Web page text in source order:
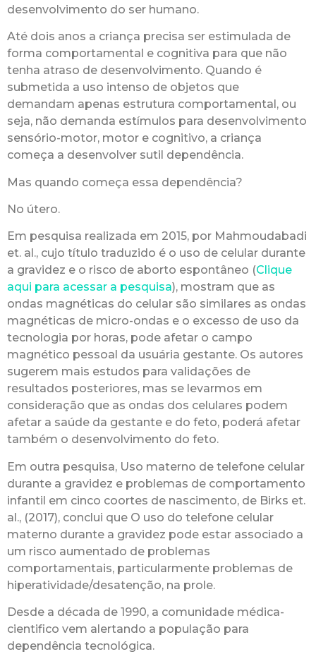
desenvolvimento do ser humano.
Até dois anos a criança precisa ser estimulada de
forma comportamental e cognitiva para que não
tenha atraso de desenvolvimento. Quando é
submetida a uso intenso de objetos que
demandam apenas estrutura comportamental, ou
seja, não demanda estímulos para desenvolvimento
sensório-motor, motor e cognitivo, a criança
começa a desenvolver sutil dependência.
Mas quando começa essa dependência?
No útero.
Em pesquisa realizada em 2015, por Mahmoudabadi
et. al., cujo título traduzido é o uso de celular durante
a gravidez e o risco de aborto espontâneo (Clique
aqui para acessar a pesquisa), mostram que as
ondas magnéticas do celular são similares as ondas
magnéticas de micro-ondas e o excesso de uso da
tecnologia por horas, pode afetar o campo
magnético pessoal da usuária gestante. Os autores
sugerem mais estudos para validações de
resultados posteriores, mas se levarmos em
consideração que as ondas dos celulares podem
afetar a saúde da gestante e do feto, poderá afetar
também o desenvolvimento do feto.
Em outra pesquisa, Uso materno de telefone celular
durante a gravidez e problemas de comportamento
infantil em cinco coortes de nascimento, de Birks et.
al., (2017), conclui que O uso do telefone celular
materno durante a gravidez pode estar associado a
um risco aumentado de problemas
comportamentais, particularmente problemas de
hiperatividade/desatenção, na prole.
Desde a década de 1990, a comunidade médica-
cientifico vem alertando a população para
dependência tecnológica.